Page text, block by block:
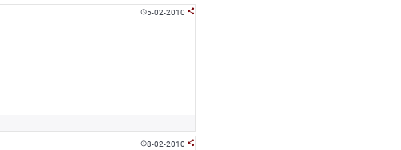
5-02-2010 
8-02-2010 